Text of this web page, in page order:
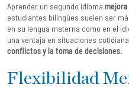
Aprender un segundo idioma
estudiantes bilingües suelen ser
en su lengua materna como en el
una ventaja en situaciones
conflictos y la toma de decisiones.
Flexibilidad